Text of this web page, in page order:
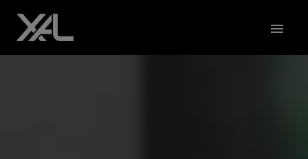
contentHomepage